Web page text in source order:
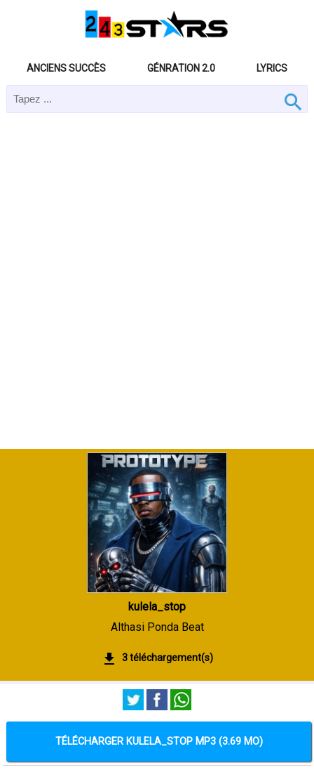
ANCIENS SUCCÈS GÉNRATION 2.0 LYRICS
kulela_stop
Althasi Ponda Beat
3 téléchargement(s)
TÉLÉCHARGER KULELA_STOP MP3 (3.69 MO)